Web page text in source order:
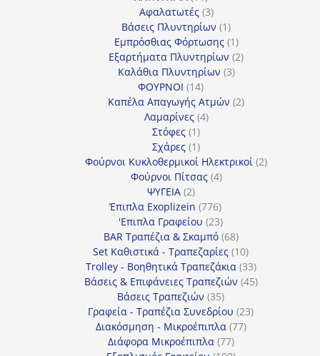
προϊόντα
Αφαλατωτές 33
προϊόντα
Βάσεις Πλυντηρίων 11
προϊόν
Εμπρόσθιας Φόρτωσης 11
προϊόν
Εξαρτήματα Πλυντηρίων 22
Καλάθια Πλυντηρίων 33
ΦΟΥΡΝΟΙ 1414
προϊόντα
Καπέλα Απαγωγής Ατμών 22
Λαμαρίνες 44
Στόφες 11
προϊόν
Σχάρες 11
προϊόν
Φούρνοι Κυκλοθερμικοί Ηλεκτρικοί 22
Φούρνοι Πίτσας 44
ΨΥΓΕΙΑ 22
προϊόντα
Έπιπλα Exoplizein 776776
προϊόντα
'Επιπλα Γραφείου 2323
προϊόντα
BAR Τραπέζια & Σκαμπό 6868
προϊόντα
Set Καθιστικά - Τραπεζαρίες 1010
προϊόντα
Trolley - Βοηθητικά Τραπεζάκια 3333
προϊόντα
Βάσεις & Επιφάνειες Τραπεζιών 4545
Βάσεις Τραπεζιών 3535
προϊόντα
Γραφεία - Τραπέζια Συνεδρίου 2323
Διακόσμηση - Μικροέπιπλα 7777
Διάφορα Μικροέπιπλα 7777